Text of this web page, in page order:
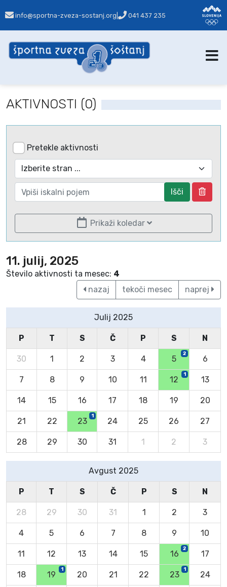
info@sportna-zveza-sostanj.org 041 437 235
AKTIVNOSTI (0)
Pretekle aktivnosti
Išči
Prikaži koledar
11. julij, 2025
Število aktivnosti ta mesec: 4
nazaj
tekoči mesec naprej
Julij 2025
P T S Č P S N
30 1 2 3 4 5
2
6
7 8 9 10 11 12
1
13
14 15 16 17 18 19 20
21 22 23
1
24 25 26 27
28 29 30 31 1 2 3
Avgust 2025
P T S Č P S N
28 29 30 31 1 2 3
4 5 6 7 8 9 10
11 12 13 14 15 16
2
17
18 19
1
20 21 22 23
1
24